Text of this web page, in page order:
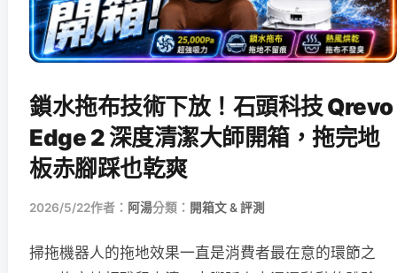
鎖水拖布技術下放！石頭科技 Qrevo
Edge 2 深度清潔大師開箱，拖完地
板赤腳踩也乾爽
2026/5/22作者： 阿湯分類： 開箱文 & 評測
掃拖機器人的拖地效果一直是消費者最在意的環節之